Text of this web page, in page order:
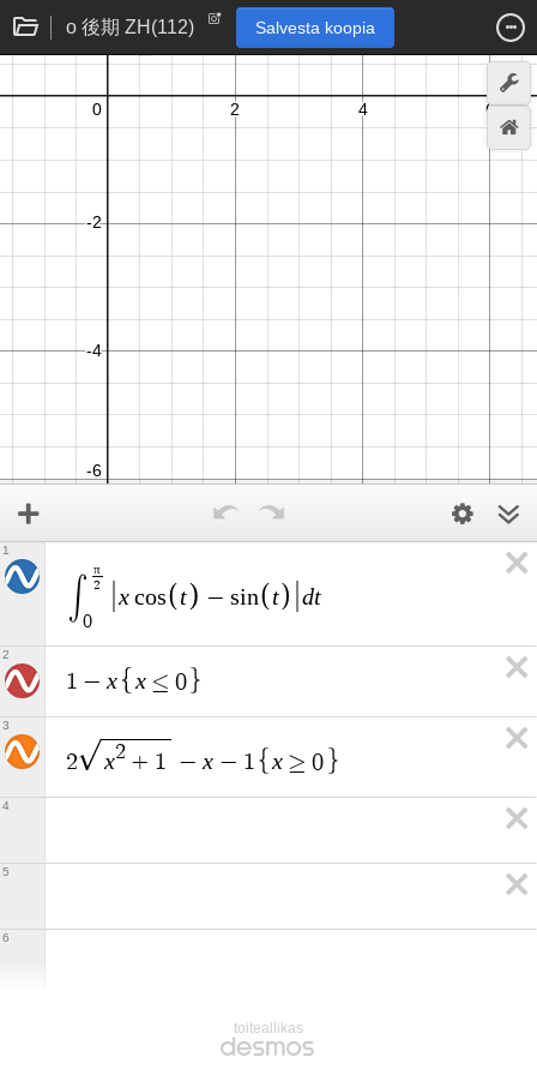
o 後期 ZH(112) Salvesta koopia
∫
π
2
0
x cos t − sin t dt
1
1 − x x ≤ 0
2
2 x2 + 1 − x − 1 x ≥ 0
3
4
5
6
toiteallikas